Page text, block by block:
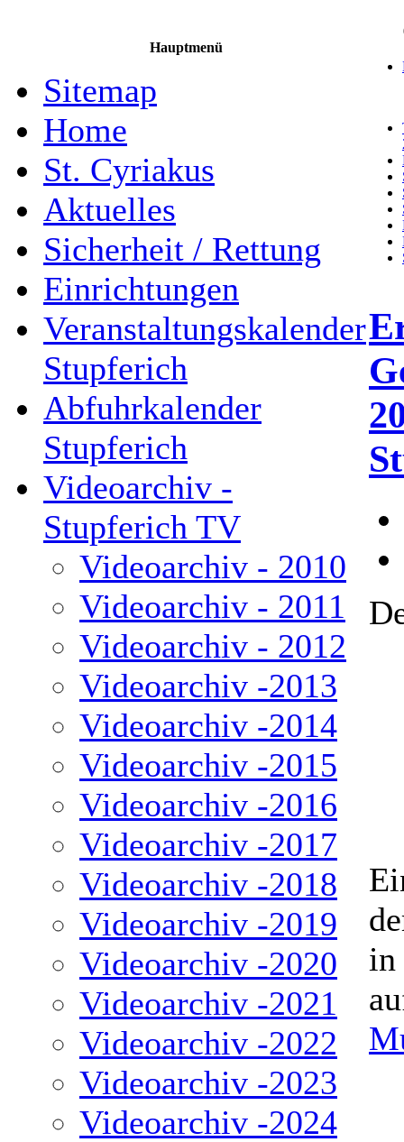
Hauptmenü
Sitemap
Home
St. Cyriakus
Aktuelles
Sicherheit / Rettung
Einrichtungen
Veranstaltungskalender
Stupferich
Abfuhrkalender
Stupferich
Videoarchiv -
Stupferich TV
Videoarchiv - 2010
Videoarchiv - 2011
Videoarchiv - 2012
Videoarchiv -2013
Videoarchiv -2014
Videoarchiv -2015
Videoarchiv -2016
Videoarchiv -2017
Videoarchiv -2018
Videoarchiv -2019
Videoarchiv -2020
Videoarchiv -2021
Videoarchiv -2022
Videoarchiv -2023
Videoarchiv -2024
in